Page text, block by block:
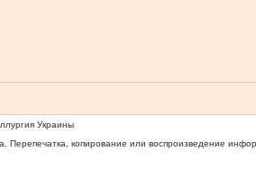
Украины
Перепечатка, копирование или воспроизведение